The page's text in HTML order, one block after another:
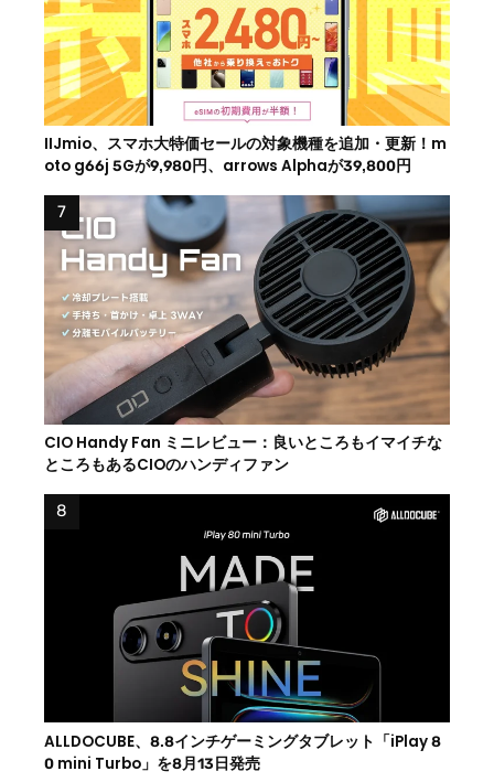
IIJmio、スマホ大特価セールの対象機種を追加・更新！m
oto g66j 5Gが9,980円、arrows Alphaが39,800円
CIO Handy Fan ミニレビュー：良いところもイマイチな
ところもあるCIOのハンディファン
ALLDOCUBE、8.8インチゲーミングタブレット「iPlay 8
0 mini Turbo」を8月13日発売